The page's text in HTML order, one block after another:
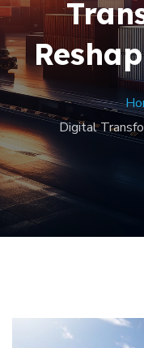
Digital